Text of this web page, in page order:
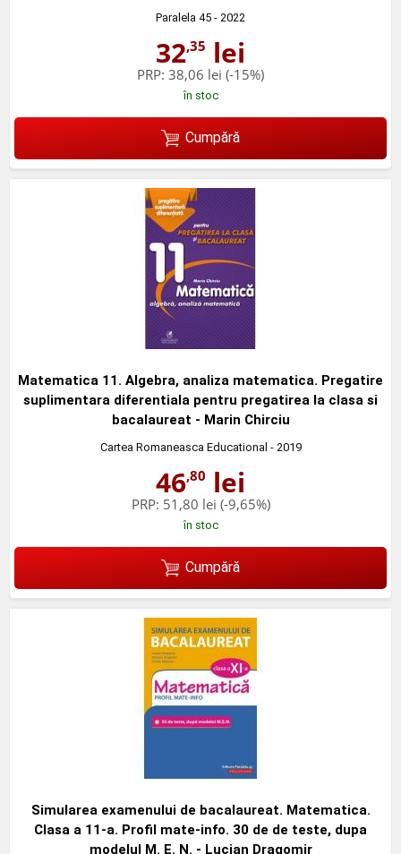
Paralela 45 - 2022
32,35 lei
PRP: 38,06 lei (-15%)
în stoc
Cumpără
Matematica 11. Algebra, analiza matematica. Pregatire
suplimentara diferentiala pentru pregatirea la clasa si
bacalaureat - Marin Chirciu
Cartea Romaneasca Educational - 2019
46,80 lei
PRP: 51,80 lei (-9,65%)
în stoc
Cumpără
Simularea examenului de bacalaureat. Matematica.
Clasa a 11-a. Profil mate-info. 30 de de teste, dupa
modelul M. E. N. - Lucian Dragomir